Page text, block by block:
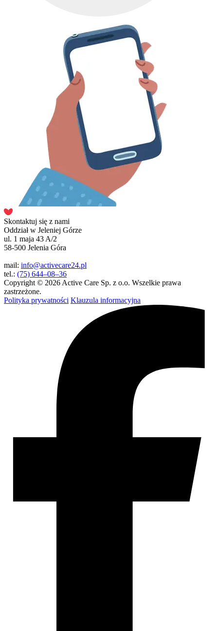
Skontaktuj się z nami
Oddział w Jeleniej Górze
ul. 1 maja 43 A/2
58-500 Jelenia Góra
mail: info@activecare24.pl
tel.: (75) 644–08–36
Copyright © 2026 Active Care Sp. z o.o. Wszelkie prawa
zastrzeżone.
Polityka prywatności Klauzula informacyjna